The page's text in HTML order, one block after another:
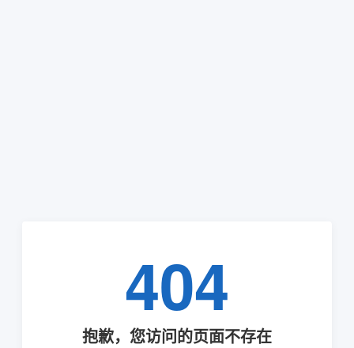
404
抱歉，您访问的页面不存在